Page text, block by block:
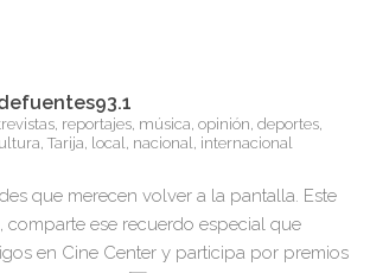
reportajes, música, opinión, deportes,
Tarija, local, nacional, internacional